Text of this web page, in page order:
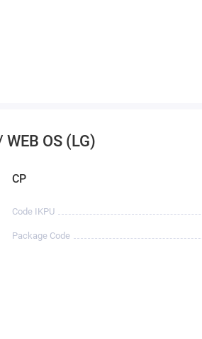
OS (LG)
CP
Code IKPU
Package Code